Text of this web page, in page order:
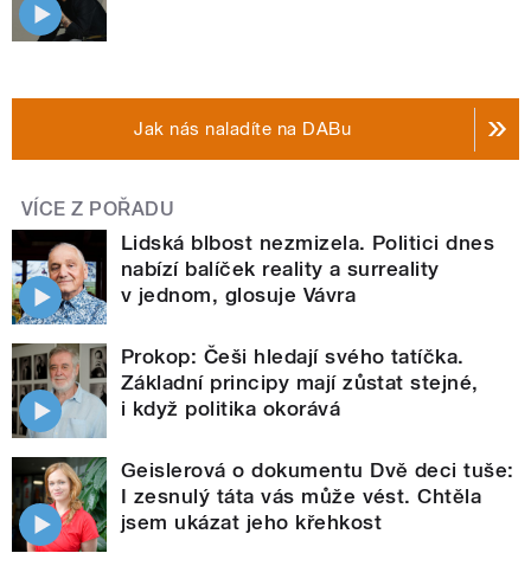
Jak nás naladíte na DABu
VÍCE Z POŘADU
Lidská blbost nezmizela. Politici dnes
nabízí balíček reality a surreality
v jednom, glosuje Vávra
Prokop: Češi hledají svého tatíčka.
Základní principy mají zůstat stejné,
i když politika okorává
Geislerová o dokumentu Dvě deci tuše:
I zesnulý táta vás může vést. Chtěla
jsem ukázat jeho křehkost